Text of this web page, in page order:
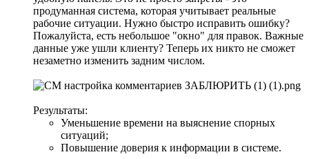
продуманная система, которая учитывает реальные
рабочие ситуации. Нужно быстро исправить ошибку?
Пожалуйста, есть небольшое "окно" для правок. Важные
данные уже ушли клиенту? Теперь их никто не сможет
незаметно изменить задним числом.
Результаты:
Уменьшение времени на выяснение спорных
ситуаций;
Повышение доверия к информации в системе.